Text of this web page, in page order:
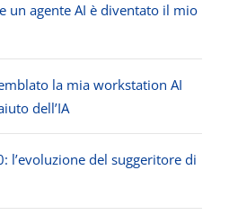
un agente AI è diventato il mio
la mia workstation AI
dell’IA
l’evoluzione del suggeritore di